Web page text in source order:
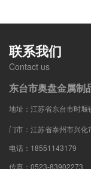
联系我们
Contact us
东台市奥盘金属制
地址：江苏省东台市时
门市：江苏省泰州市兴
电话：18551143179
传真：0523-83902273